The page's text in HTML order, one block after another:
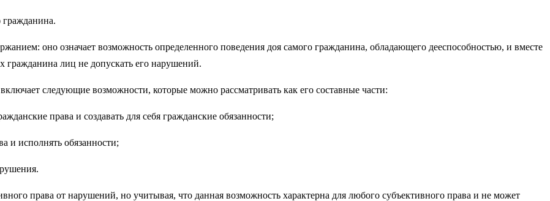
гражданина.
оно означает возможность определенного поведения доя самого гражданина, обладающего дееспособностью, и вместе
гражданина лиц не допускать его нарушений.
следующие возможности, которые можно рассматривать как его составные части:
права и создавать для себя гражданские обязанности;
и исполнять обязанности;
права от нарушений, но учитывая, что данная возможность характерна для любого субъективного права и не может